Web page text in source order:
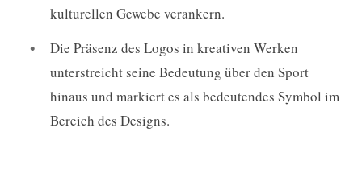
kulturellen Gewebe verankern.
Die Präsenz des Logos in kreativen Werken
unterstreicht seine Bedeutung über den Sport
hinaus und markiert es als bedeutendes Symbol im
Bereich des Designs.